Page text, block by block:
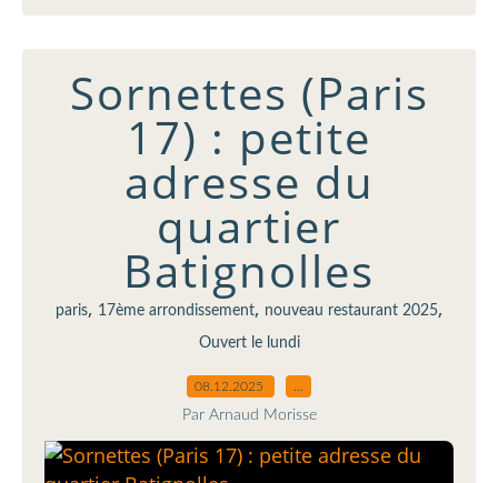
Sornettes (Paris
17) : petite
adresse du
quartier
Batignolles
paris, 17ème arrondissement, nouveau restaurant 2025,
Ouvert le lundi
08.12.2025
Par Arnaud Morisse